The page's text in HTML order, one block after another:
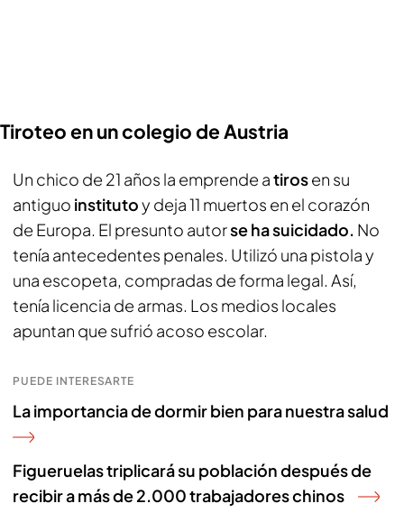
Tiroteo en un colegio de Austria
Un chico de 21 años la emprende atirosen su
antiguo institutoy deja 11 muertos en el corazón
de Europa. El presunto autorse ha suicidado. No
tenía antecedentes penales. Utilizó una pistola y
una escopeta, compradas de forma legal. Así,
tenía licencia de armas. Los medios locales
apuntan que sufrió acoso escolar.
PUEDE INTERESARTE
La importancia de dormir bien para nuestra salud
Figueruelas triplicará su población después de
recibir a más de 2.000 trabajadores chinos